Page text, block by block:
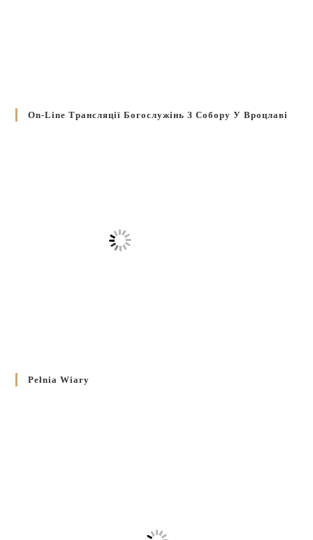
On-Line Трансляції Богослужінь З Собору У Вроцлаві
Pełnia Wiary